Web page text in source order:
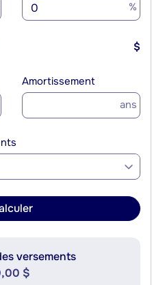
%
$
Amortissement
ans
versements
$